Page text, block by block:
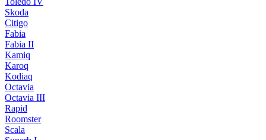
Skoda
Citigo
Fabia
Fabia II
Kamiq
Karoq
Kodiaq
Octavia
Octavia III
Rapid
Roomster
Scala